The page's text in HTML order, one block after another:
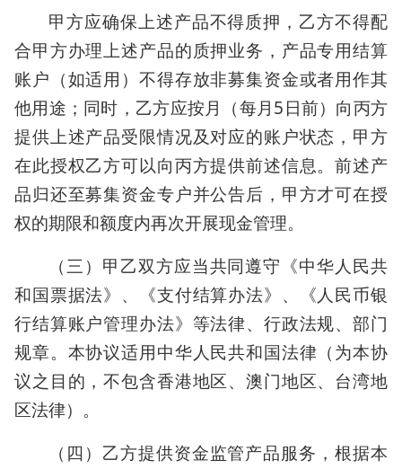
甲方应确保上述产品不得质押，乙方不得配
合甲方办理上述产品的质押业务，产品专用结算
账户（如适用）不得存放非募集资金或者用作其
他用途；同时，乙方应按月（每月5日前）向丙方
提供上述产品受限情况及对应的账户状态，甲方
在此授权乙方可以向丙方提供前述信息。前述产
品归还至募集资金专户并公告后，甲方才可在授
权的期限和额度内再次开展现金管理。
（三）甲乙双方应当共同遵守《中华人民共
和国票据法》、《支付结算办法》、《人民币银
行结算账户管理办法》等法律、行政法规、部门
规章。本协议适用中华人民共和国法律（为本协
议之目的，不包含香港地区、澳门地区、台湾地
区法律）。
（四）乙方提供资金监管产品服务，根据本